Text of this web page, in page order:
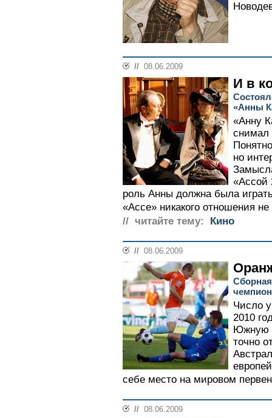
// 08.06.2009
И в
«Анны
«Анну
снимал
но
«Ассой
роль Анны должна была
«Ассе» никакого отношения
// читайте тему:
Кино
// 08.06.2009
Число
2010
Южную
точно
себе место на мировом
// 08.06.2009